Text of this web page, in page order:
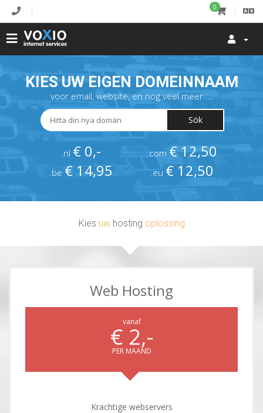
0
KIES UW EIGEN DOMEINNAAM
voor email, website, en nog veel meer ...
Sök
.nl € 0,- .com € 12,50
.be € 14,95 .eu € 12,50
Kies uwhosting oplossing
Web Hosting
vanaf
€ 2,-
PER MAAND
Krachtige webservers